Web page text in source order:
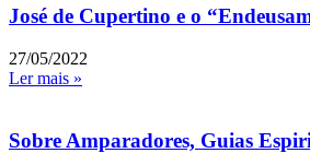
José de Cupertino e o
27/05/2022
Ler mais »
Sobre Amparadores, Guias